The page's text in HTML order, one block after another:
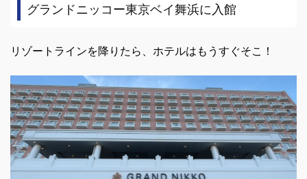
グランドニッコー東京ベイ舞浜に入館
リゾートラインを降りたら、ホテルはもうすぐそこ！